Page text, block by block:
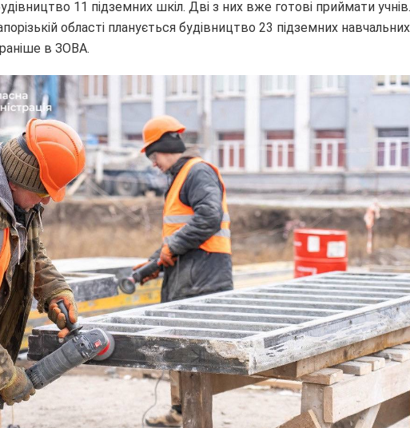
11 підземних шкіл. Дві з них вже готові приймати учнів.
області планується будівництво 23 підземних навчальних
в ЗОВА.